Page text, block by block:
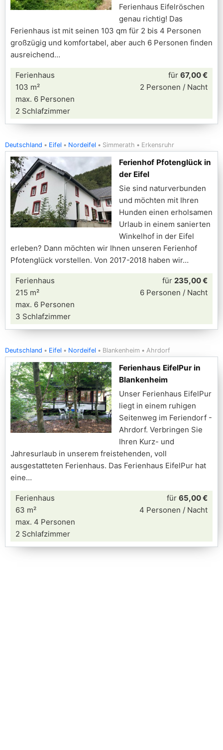
Ferienhaus Eifelröschen
genau richtig! Das
Ferienhaus ist mit seinen 103 qm für 2 bis 4 Personen
großzügig und komfortabel, aber auch 6 Personen finden
ausreichend
Ferienhaus
103 m²
max. 6 Personen
2 Schlafzimmer
für 67,00 €
2 Personen / Nacht
Deutschland Eifel Nordeifel Simmerath Erkensruhr
Ferienhof Pfotenglück in
der Eifel
Sie sind naturverbunden
und möchten mit Ihren
Hunden einen erholsamen
Urlaub in einem sanierten
Winkelhof in der Eifel
erleben? Dann möchten wir Ihnen unseren Ferienhof
Pfotenglück vorstellen. Von 2017-2018 haben wir
Ferienhaus
215 m²
max. 6 Personen
3 Schlafzimmer
für 235,00 €
6 Personen / Nacht
Deutschland Eifel Nordeifel Blankenheim Ahrdorf
Ferienhaus EifelPur in
Blankenheim
Unser Ferienhaus EifelPur
liegt in einem ruhigen
Seitenweg im Feriendorf -
Ahrdorf. Verbringen Sie
Ihren Kurz- und
Jahresurlaub in unserem freistehenden, voll
ausgestatteten Ferienhaus. Das Ferienhaus EifelPur hat
eine
Ferienhaus
63 m²
max. 4 Personen
2 Schlafzimmer
für 65,00 €
4 Personen / Nacht